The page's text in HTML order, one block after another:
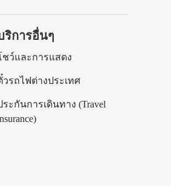
ริการอื่นๆ
ชว์และการแสดง
วรถไฟต่างประเทศ
ระกันการเดินทาง (Travel